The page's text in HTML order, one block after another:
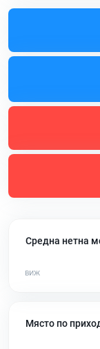
Средна нетна
Място по